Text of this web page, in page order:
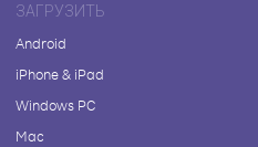
ЗАГРУЗИТЬ
Android
iPhone & iPad
Windows PC
Mac